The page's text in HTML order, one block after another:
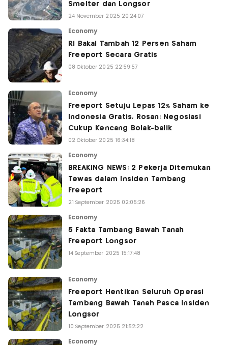
Smelter dan Longsor
24 November 2025 20:24:07
Economy
RI Bakal Tambah 12 Persen Saham
Freeport Secara Gratis
08 Oktober 2025 22:59:57
Economy
Freeport Setuju Lepas 12% Saham ke
Indonesia Gratis, Rosan: Negosiasi
Cukup Kencang Bolak-balik
02 Oktober 2025 16:34:18
Economy
BREAKING NEWS: 2 Pekerja Ditemukan
Tewas dalam Insiden Tambang
Freeport
21 September 2025 02:05:26
Economy
5 Fakta Tambang Bawah Tanah
Freeport Longsor
14 September 2025 15:17:48
Economy
Freeport Hentikan Seluruh Operasi
Tambang Bawah Tanah Pasca Insiden
Longsor
10 September 2025 21:52:22
Economy